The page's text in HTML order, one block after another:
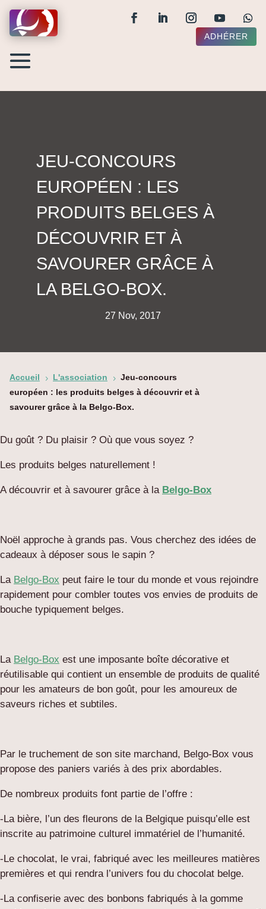
ADHÉRER
JEU-CONCOURS
EUROPÉEN : LES
PRODUITS BELGES À
DÉCOUVRIR ET À
SAVOURER GRÂCE À
LA BELGO-BOX.
27 Nov, 2017
Accueil 5 L'association 5 Jeu-concours
européen : les produits belges à découvrir et à
savourer grâce à la Belgo-Box.
Du goût ? Du plaisir ? Où que vous soyez ?
Les produits belges naturellement !
A découvrir et à savourer grâce à la Belgo-Box
Noël approche à grands pas. Vous cherchez des idées de
cadeaux à déposer sous le sapin ?
La Belgo-Box peut faire le tour du monde et vous rejoindre
rapidement pour combler toutes vos envies de produits de
bouche typiquement belges.
La Belgo-Box est une imposante boîte décorative et
réutilisable qui contient un ensemble de produits de qualité
pour les amateurs de bon goût, pour les amoureux de
saveurs riches et subtiles.
Par le truchement de son site marchand, Belgo-Box vous
propose des paniers variés à des prix abordables.
De nombreux produits font partie de l’offre :
-La bière, l’un des fleurons de la Belgique puisqu’elle est
inscrite au patrimoine culturel immatériel de l’humanité.
-Le chocolat, le vrai, fabriqué avec les meilleures matières
premières et qui rendra l’univers fou du chocolat belge.
-La confiserie avec des bonbons fabriqués à la gomme